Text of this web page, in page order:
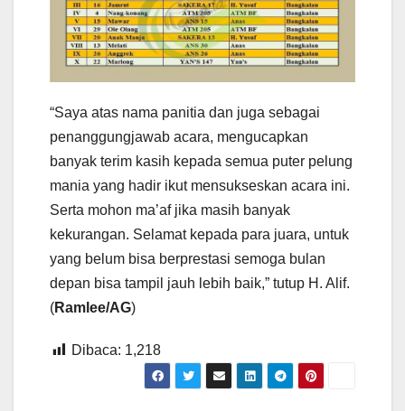
“Saya atas nama panitia dan juga sebagai
penanggungjawab acara, mengucapkan
banyak terim kasih kepada semua puter pelung
mania yang hadir ikut mensukseskan acara ini.
Serta mohon ma’af jika masih banyak
kekurangan. Selamat kepada para juara, untuk
yang belum bisa berprestasi semoga bulan
depan bisa tampil jauh lebih baik,” tutup H. Alif.
(Ramlee/AG)
Dibaca: 1,218